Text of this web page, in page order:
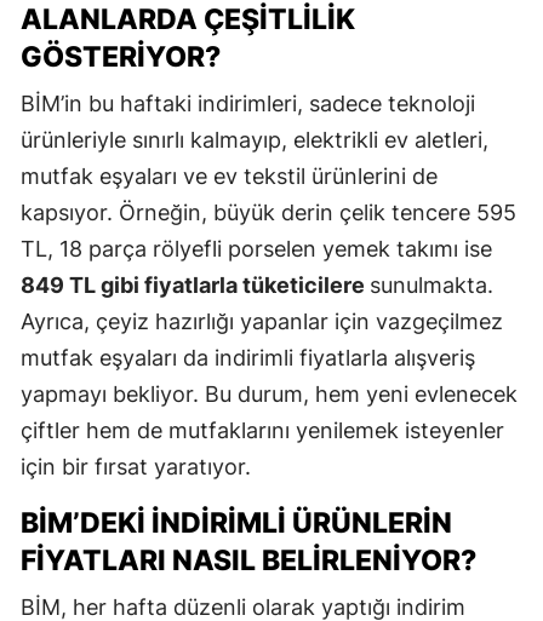
ALANLARDA ÇEŞITLILIK
GÖSTERIYOR?
BİM’in bu haftaki indirimleri, sadece teknoloji
ürünleriyle sınırlı kalmayıp, elektrikli ev aletleri,
mutfak eşyaları ve ev tekstil ürünlerini de
kapsıyor. Örneğin, büyük derin çelik tencere 595
TL, 18 parça rölyefli porselen yemek takımı ise
849 TL gibi fiyatlarla tüketicilere sunulmakta.
Ayrıca, çeyiz hazırlığı yapanlar için vazgeçilmez
mutfak eşyaları da indirimli fiyatlarla alışveriş
yapmayı bekliyor. Bu durum, hem yeni evlenecek
çiftler hem de mutfaklarını yenilemek isteyenler
için bir fırsat yaratıyor.
BİM’DEKI INDIRIMLI ÜRÜNLERIN
FIYATLARI NASIL BELIRLENIYOR?
BİM, her hafta düzenli olarak yaptığı indirim